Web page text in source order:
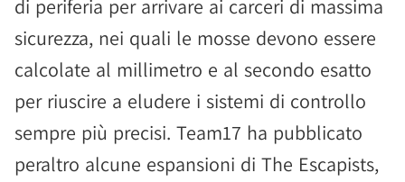
di periferia per arrivare ai carceri di massima
sicurezza, nei quali le mosse devono essere
calcolate al millimetro e al secondo esatto
per riuscire a eludere i sistemi di controllo
sempre più precisi. Team17 ha pubblicato
peraltro alcune espansioni di The Escapists,